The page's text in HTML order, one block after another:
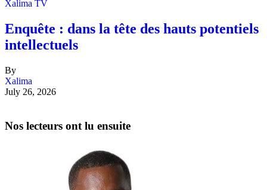
Xalima TV
Enquête : dans la tête des hauts potentiels
intellectuels
By
Xalima
July 26, 2026
Nos lecteurs ont lu ensuite